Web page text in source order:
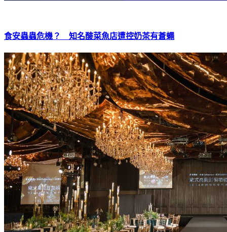
食安蟲蟲危機？ 知名酸菜魚店遭控奶茶有蒼蠅